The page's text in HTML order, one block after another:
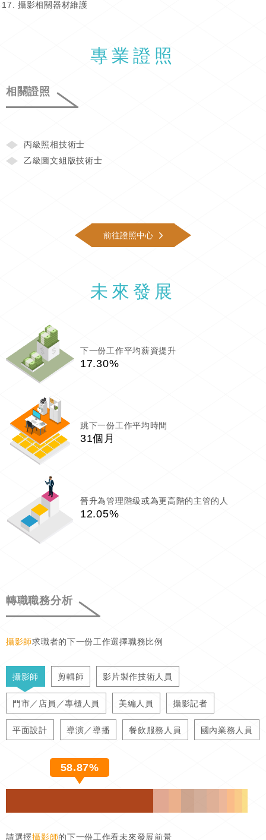
攝影相關器材維護
專業證照
相關證照
丙級照相技術士
乙級圖文組版技術士
前往證照中心
未來發展
下一份工作平均薪資提升
17.30%
跳下一份工作平均時間
31個月
晉升為管理階級或為更高階的主管的人
12.05%
轉職職務分析
攝影師求職者的下一份工作選擇職務比例
攝影師 剪輯師 影片製作技術人員
門市／店員／專櫃人員 美編人員 攝影記者
平面設計 導演／導播 餐飲服務人員 國內業務人員
58.87%
請選擇攝影師的下一份工作看未來發展前景